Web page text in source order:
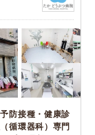
防接種・健康診
循環器科）専門